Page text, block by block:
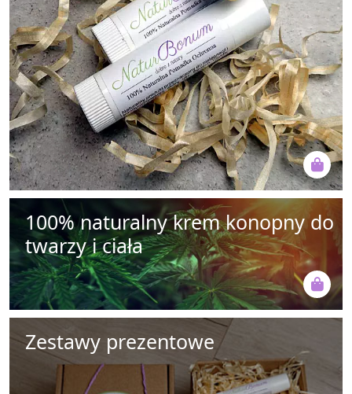
100% naturalny krem konopny do
twarzy i ciała
Zestawy prezentowe